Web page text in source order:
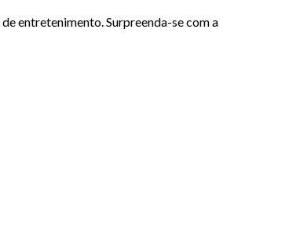
entretenimento. Surpreenda-se com a